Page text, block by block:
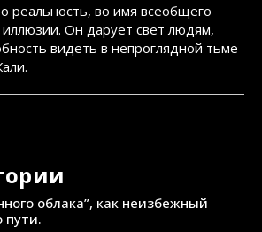
реальность, во имя всеобщего
иллюзии. Он дарует свет людям,
видеть в непроглядной тьме
облака”, как неизбежный
пути.